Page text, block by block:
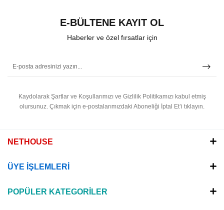
E-BÜLTENE KAYIT OL
Haberler ve özel fırsatlar için
Kaydolarak Şartlar ve Koşullarımızı ve Gizlilik Politikamızı kabul etmiş
olursunuz. Çıkmak için e-postalarımızdaki Aboneliği İptal Et’i tıklayın.
NETHOUSE
ÜYE İŞLEMLERİ
POPÜLER KATEGORİLER